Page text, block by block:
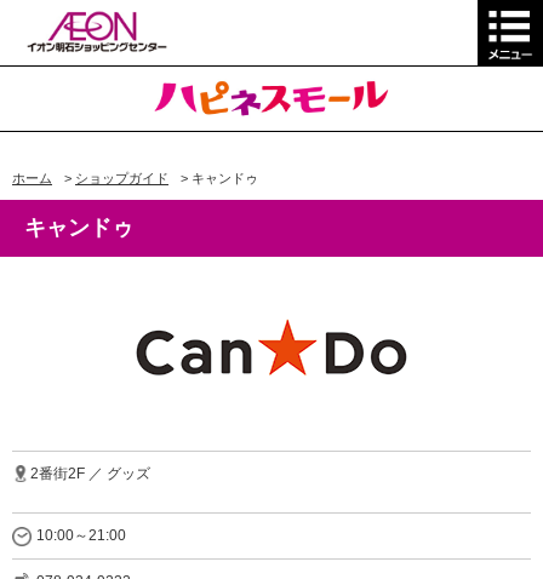
ホーム > ショップガイド > キャンドゥ
キャンドゥ
2番街2F ／ グッズ
10:00～21:00